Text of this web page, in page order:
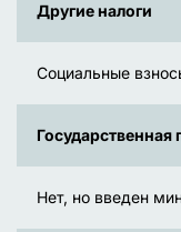
Другие налоги
Социальные
Нет, но введен